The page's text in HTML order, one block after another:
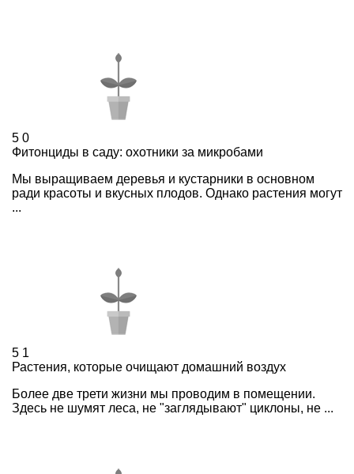
5 0
Фитонциды в саду: охотники за микробами
Мы выращиваем деревья и кустарники в основном
ради красоты и вкусных плодов. Однако растения могут
...
5 1
Растения, которые очищают домашний воздух
Более две трети жизни мы проводим в помещении.
Здесь не шумят леса, не "заглядывают" циклоны, не ...